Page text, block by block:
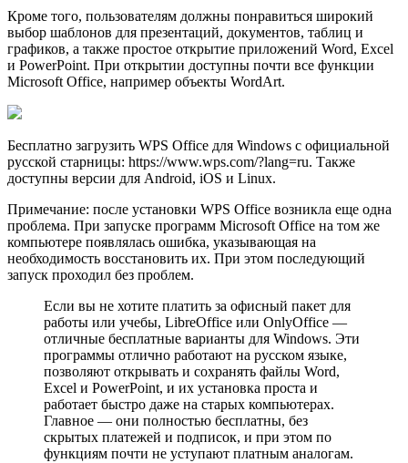
Кроме того, пользователям должны понравиться широкий
выбор шаблонов для презентаций, документов, таблиц и
графиков, а также простое открытие приложений Word, Excel
и PowerPoint. При открытии доступны почти все функции
Microsoft Office, например объекты WordArt.
Бесплатно загрузить WPS Office для Windows с официальной
русской старницы: https://www.wps.com/?lang=ru. Также
доступны версии для Android, iOS и Linux.
Примечание: после установки WPS Office возникла еще одна
проблема. При запуске программ Microsoft Office на том же
компьютере появлялась ошибка, указывающая на
необходимость восстановить их. При этом последующий
запуск проходил без проблем.
Если вы не хотите платить за офисный пакет для
работы или учебы, LibreOffice или OnlyOffice —
отличные бесплатные варианты для Windows. Эти
программы отлично работают на русском языке,
позволяют открывать и сохранять файлы Word,
Excel и PowerPoint, и их установка проста и
работает быстро даже на старых компьютерах.
Главное — они полностью бесплатны, без
скрытых платежей и подписок, и при этом по
функциям почти не уступают платным аналогам.